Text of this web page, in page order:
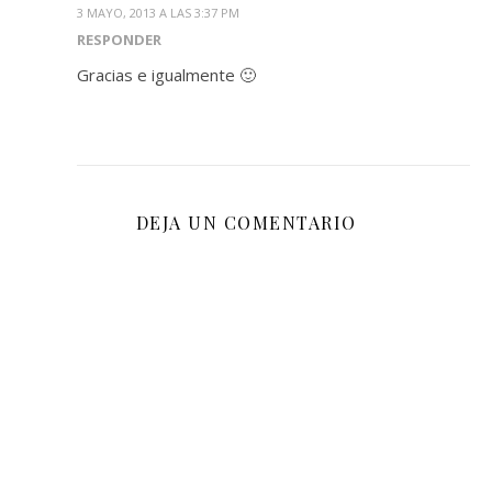
3 MAYO, 2013 A LAS 3:37 PM
RESPONDER
Gracias e igualmente 🙂
DEJA UN COMENTARIO